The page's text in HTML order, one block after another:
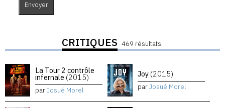
CRITIQUES 469 résultats
La Tour 2 contrôle
infernale (2015)
parJosué Morel
Joy (2015)
parJosué Morel